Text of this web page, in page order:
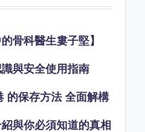
骨科醫生婁子堅】
與安全使用指南
的保存方法 全面解構
與你必須知道的真相